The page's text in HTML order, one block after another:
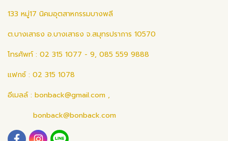
133 หมู่17 นิคมอุตสาหกรรมบางพลี
ต.บางเสาธง อ.บางเสาธง จ.สมุทรปราการ 10570
โทรศัพท์ : 02 315 1077 - 9, 085 559 9888
แฟกซ์ : 02 315 1078
อีเมลล์ : bonback@gmail.com ,
bonback@bonback.com